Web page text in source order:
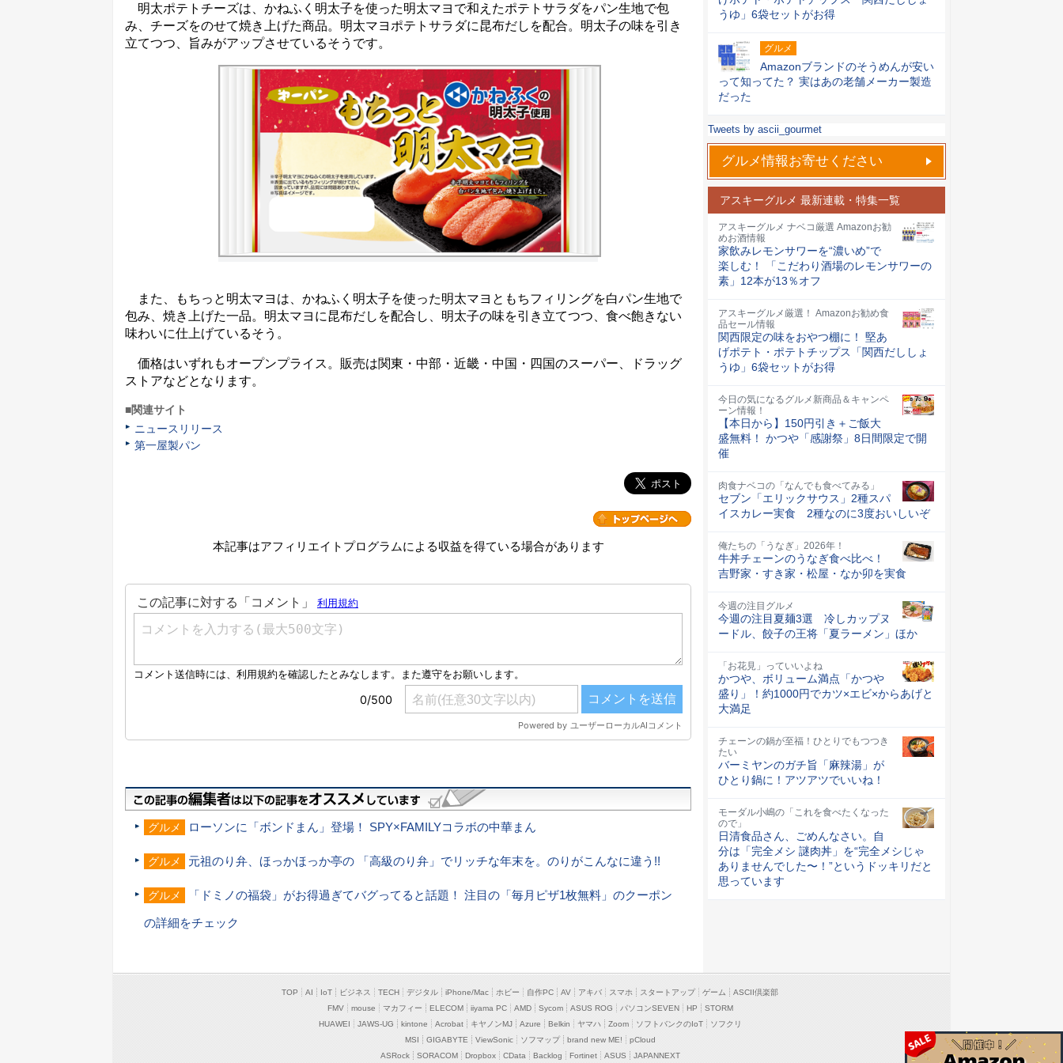
明太ポテトチーズは、かねふく明太子を使った明太マヨで和えたポテトサラダをパン生地で包
み、チーズをのせて焼き上げた商品。明太マヨポテトサラダに昆布だしを配合。明太子の味を引き
立てつつ、旨みがアップさせているそうです。
また、もちっと明太マヨは、かねふく明太子を使った明太マヨともちフィリングを白パン生地で
包み、焼き上げた一品。明太マヨに昆布だしを配合し、明太子の味を引き立てつつ、食べ飽きない
味わいに仕上げているそう。
価格はいずれもオープンプライス。販売は関東・中部・近畿・中国・四国のスーパー、ドラッグ
ストアなどとなります。
■関連サイト
ニュースリリース
第一屋製パン
本記事はアフィリエイトプログラムによる収益を得ている場合があります
グルメ ローソンに「ボンドまん」登場！ SPY×FAMILYコラボの中華まん
グルメ 元祖のり弁、ほっかほっか亭の 「高級のり弁」でリッチな年末を。のりがこんなに違う!!
グルメ 「ドミノの福袋」がお得過ぎてバグってると話題！ 注目の「毎月ピザ1枚無料」のクーポン
の詳細をチェック
うゆ」6袋セットがお得
グルメ
Amazonブランドのそうめんが安い
って知ってた？ 実はあの老舗メーカー製造
だった
Tweets by ascii_gourmet
グルメ情報お寄せください
アスキーグルメ 最新連載・特集一覧
アスキーグルメ ナベコ厳選 Amazonお勧
めお酒情報
家飲みレモンサワーを“濃いめ”で
楽しむ！ 「こだわり酒場のレモンサワーの
素」12本が13％オフ
アスキーグルメ厳選！ Amazonお勧め食
品セール情報
関西限定の味をおやつ棚に！ 堅あ
げポテト・ポテトチップス「関西だししょ
うゆ」6袋セットがお得
今日の気になるグルメ新商品＆キャンペ
ーン情報！
【本日から】150円引き＋ご飯大
盛無料！ かつや「感謝祭」8日間限定で開
催
肉食ナベコの「なんでも食べてみる」
セブン「エリックサウス」2種スパ
イスカレー実食 2種なのに3度おいしいぞ
俺たちの「うなぎ」2026年！
牛丼チェーンのうなぎ食べ比べ！
吉野家・すき家・松屋・なか卯を実食
今週の注目グルメ
今週の注目夏麺3選 冷しカップヌ
ードル、餃子の王将「夏ラーメン」ほか
「お花見」っていいよね
かつや、ボリューム満点「かつや
盛り」！約1000円でカツ×エビ×からあげと
大満足
チェーンの鍋が至福！ひとりでもつつき
たい
バーミヤンのガチ旨「麻辣湯」が
ひとり鍋に！アツアツでいいね！
モーダル小嶋の「これを食べたくなった
ので」
日清食品さん、ごめんなさい。自
分は「完全メシ 謎肉丼」を“完全メシじゃ
ありませんでした〜！”というドッキリだと
思っています
TOP AI IoT ビジネス TECH デジタル iPhone/Mac ホビー 自作PC AV アキバ スマホ スタートアップ ゲーム
ASCII倶楽部
FMV
mouse マカフィー ELECOM iiyama PC AMD Sycom ASUS ROG パソコンSEVEN HP
STORM
HUAWEI
JAWS-UG kintone Acrobat キヤノンMJ Azure Belkin ヤマハ Zoom ソフトバンクのIoT
ソフクリ
MSI
GIGABYTE ViewSonic ソフマップ brand new ME!
pCloud
ASRock
SORACOM Dropbox CData Backlog Fortinet ASUS JAPANNEXT